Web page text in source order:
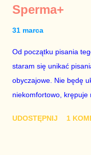
mojej zgody. Prezydent
Senatu wniosek o
nie chce – ani partia
siedzibie PiS zapadnie
Dudy, obowiązkiem
szanującego
Sperma+
31 marca
Od początku pisania
staram się unikać
obyczajowe. Nie będę
niekomfortowo,
rozumie, wiedzy i
UDOSTĘPNIJ 1